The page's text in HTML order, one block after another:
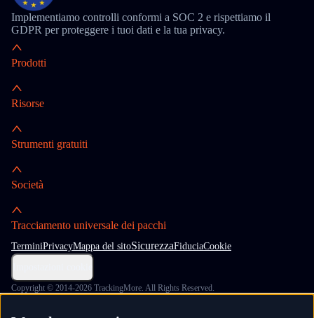
Implementiamo controlli conformi a SOC 2 e rispettiamo il
GDPR per proteggere i tuoi dati e la tua privacy.
Prodotti
Risorse
Strumenti gratuiti
Società
Tracciamento universale dei pacchi
TerminiPrivacyMappa del sitoSicurezzaFiduciaCookie
Copyright © 2014-2026 TrackingMore. All Rights Reserved.